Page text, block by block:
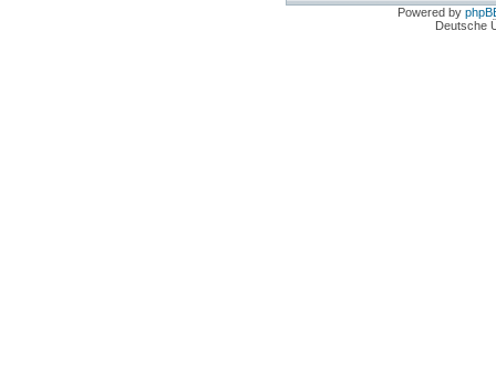
Powered by
Deutsche